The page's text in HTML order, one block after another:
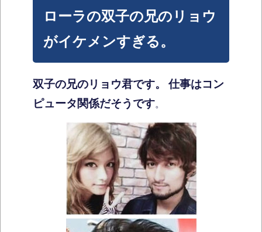
ローラの双子の兄のリョウ
がイケメンすぎる。
双子の兄のリョウ君です。
仕事はコン
ピュータ関係だそうです。